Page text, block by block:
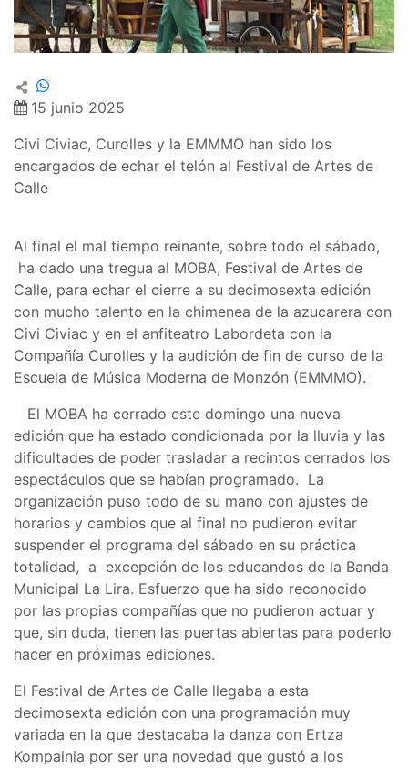
15 junio 2025
Civi Civiac, Curolles y la EMMMO han sido los
encargados de echar el telón al Festival de Artes de
Calle
Al final el mal tiempo reinante, sobre todo el sábado,
ha dado una tregua al MOBA, Festival de Artes de
Calle, para echar el cierre a su decimosexta edición
con mucho talento en la chimenea de la azucarera con
Civi Civiac y en el anfiteatro Labordeta con la
Compañía Curolles y la audición de fin de curso de la
Escuela de Música Moderna de Monzón (EMMMO).
El MOBA ha cerrado este domingo una nueva
edición que ha estado condicionada por la lluvia y las
dificultades de poder trasladar a recintos cerrados los
espectáculos que se habían programado. La
organización puso todo de su mano con ajustes de
horarios y cambios que al final no pudieron evitar
suspender el programa del sábado en su práctica
totalidad, a excepción de los educandos de la Banda
Municipal La Lira. Esfuerzo que ha sido reconocido
por las propias compañías que no pudieron actuar y
que, sin duda, tienen las puertas abiertas para poderlo
hacer en próximas ediciones.
El Festival de Artes de Calle llegaba a esta
decimosexta edición con una programación muy
variada en la que destacaba la danza con Ertza
Kompainia por ser una novedad que gustó a los